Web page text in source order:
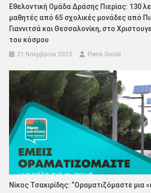
Εθελοντική Ομάδα Δράσης Πιερίας: 130
μαθητές από 65 σχολικές μονάδες από
Γιαννιτσά και Θεσσαλονίκη, στο
του κόσμου
21 Νοεμβρίου 2023 Pieria Social
Νίκος Τσακιρίδης: “Οραματιζόμαστε μια